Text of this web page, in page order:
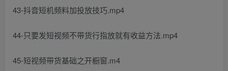
43-抖音短机频料加投放技巧.mp4
44-只要发短视频不带货行指放就有收益方法.mp4
45-短视频带货基础之开橱窗.m4